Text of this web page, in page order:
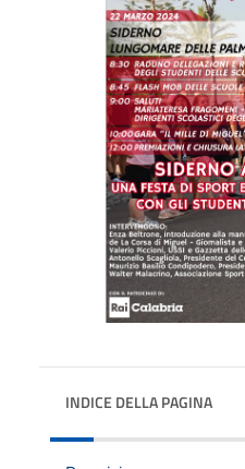
INDICE DELLA PAGINA